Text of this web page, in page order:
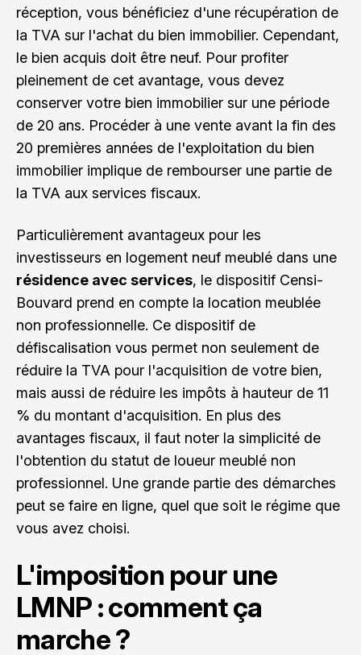
réception, vous bénéficiez d'une récupération de
la TVA sur l'achat du bien immobilier. Cependant,
le bien acquis doit être neuf. Pour profiter
pleinement de cet avantage, vous devez
conserver votre bien immobilier sur une période
de 20 ans. Procéder à une vente avant la fin des
20 premières années de l'exploitation du bien
immobilier implique de rembourser une partie de
la TVA aux services fiscaux.
Particulièrement avantageux pour les
investisseurs en logement neuf meublé dans une
résidence avec services, le dispositif Censi-
Bouvard prend en compte la location meublée
non professionnelle. Ce dispositif de
défiscalisation vous permet non seulement de
réduire la TVA pour l'acquisition de votre bien,
mais aussi de réduire les impôts à hauteur de 11
% du montant d'acquisition. En plus des
avantages fiscaux, il faut noter la simplicité de
l'obtention du statut de loueur meublé non
professionnel. Une grande partie des démarches
peut se faire en ligne, quel que soit le régime que
vous avez choisi.
L'imposition pour une
LMNP : comment ça
marche ?